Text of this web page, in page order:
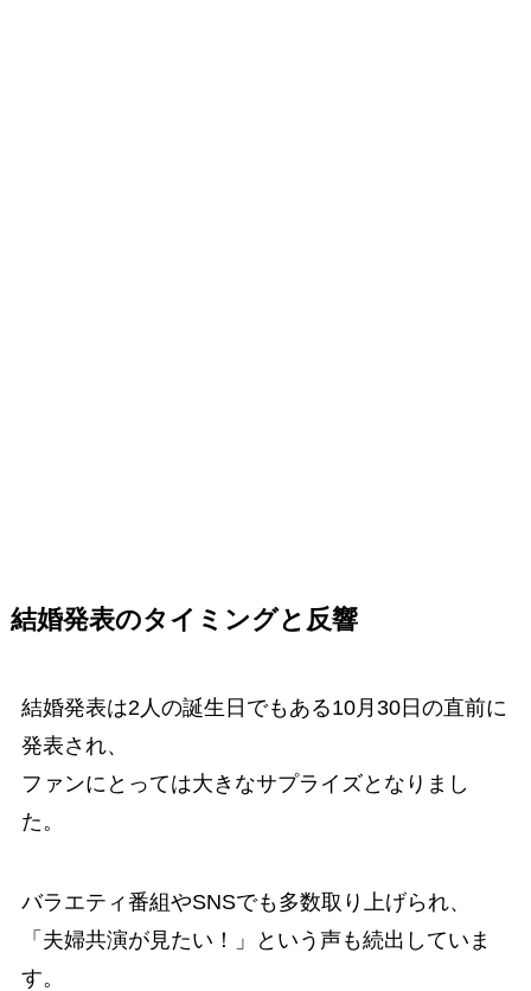
結婚発表のタイミングと反響
結婚発表は2人の誕生日でもある10月30日の直前に
発表され、
ファンにとっては大きなサプライズとなりまし
た。
バラエティ番組やSNSでも多数取り上げられ、
「夫婦共演が見たい！」という声も続出していま
す。